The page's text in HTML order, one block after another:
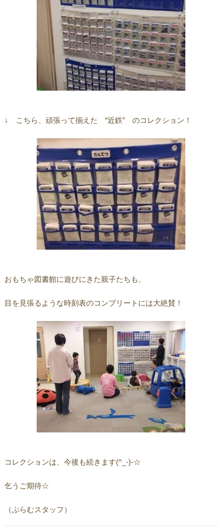
↓ こちら、頑張って揃えた “近鉄” のコレクション！
おもちゃ図書館に遊びにきた親子たちも、
目を見張るような時刻表のコンプリートには大絶賛！
コレクションは、今後も続きます(^_-)-☆
乞うご期待☆
（ぷらむスタッフ）